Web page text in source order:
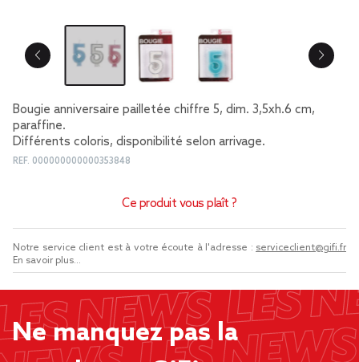
Bougie anniversaire pailletée chiffre 5, dim. 3,5xh.6 cm,
paraffine.
Différents coloris, disponibilité selon arrivage.
REF. 000000000000353848
Ce produit vous plaît ?
Notre service client est à votre écoute à l'adresse : serviceclient@gifi.fr
En savoir plus...
Ne manquez pas la